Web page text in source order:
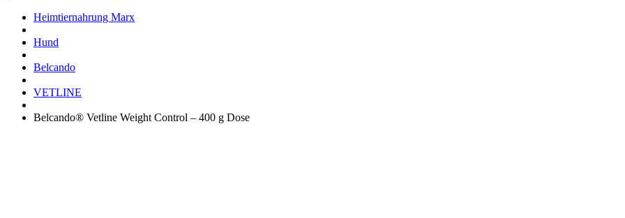
Heimtiernahrung Marx
Hund
Belcando
VETLINE
Belcando® Vetline Weight Control – 400 g Dose